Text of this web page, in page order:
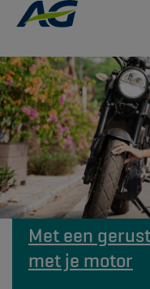
Met een
met je motor